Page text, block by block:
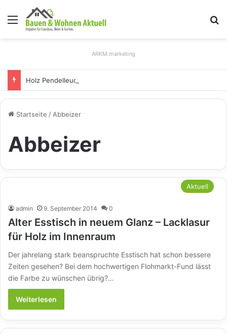
Menü
ARKM.marketing
Startseite / Abbeizer
Abbeizer
Aktuell
admin 9. September 2014 0
Alter Esstisch in neuem Glanz – Lacklasur
für Holz im Innenraum
Der jahrelang stark beanspruchte Esstisch hat schon bessere
Zeiten gesehen? Bei dem hochwertigen Flohmarkt-Fund lässt
die Farbe zu wünschen übrig?…
Weiterlesen